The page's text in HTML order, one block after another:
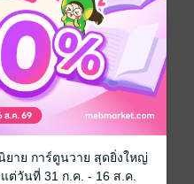
pdf
27 เมษายน 2569
26 หน้า
69 บาท (ประหยัด 30%)
ยาย การ์ตูนวาย สุดยิ่งใหญ่
ต่วันที่ 31 ก.ค. - 16 ส.ค.